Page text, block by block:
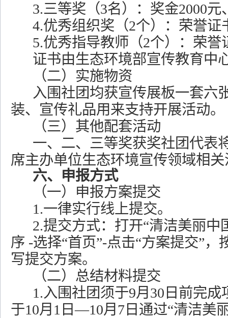
3.三等奖（3名）：奖金2000元
4.优秀组织奖（2个）：荣誉证
5.优秀指导教师（2个）：荣誉
证书由生态环境部宣传教育中
（二）实施物资
入围社团均获宣传展板一套六
装、宣传礼品用来支持开展活动。
（三）其他配套活动
一、二、三等奖获奖社团代表
席主办单位生态环境宣传领域相
六、申报方式
（一）申报方案提交
1.一律实行线上提交。
2.提交方式：打开“清洁美丽中
序 -选择“首页”-点击“方案提交”，
写提交方案。
（二）总结材料提交
1.入围社团须于9月30日前完成
于10月1日—10月7日通过“清洁美